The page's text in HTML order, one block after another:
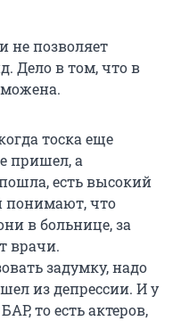
не позволяет
Дело в том, что в
тоска еще
пришел, а
есть высокий
понимают, что
в больнице, за
врачи.
задумку, надо
из депрессии. И у
то есть актеров,